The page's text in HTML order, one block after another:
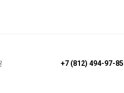
+7 (812) 494-97-85